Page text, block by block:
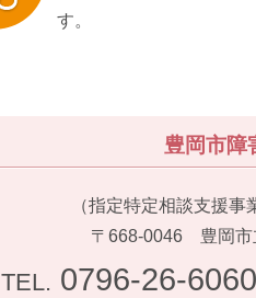
す。
豊岡市障
（指定特定相談支援事
〒668-0046 豊岡
TEL. 0796-26-6060